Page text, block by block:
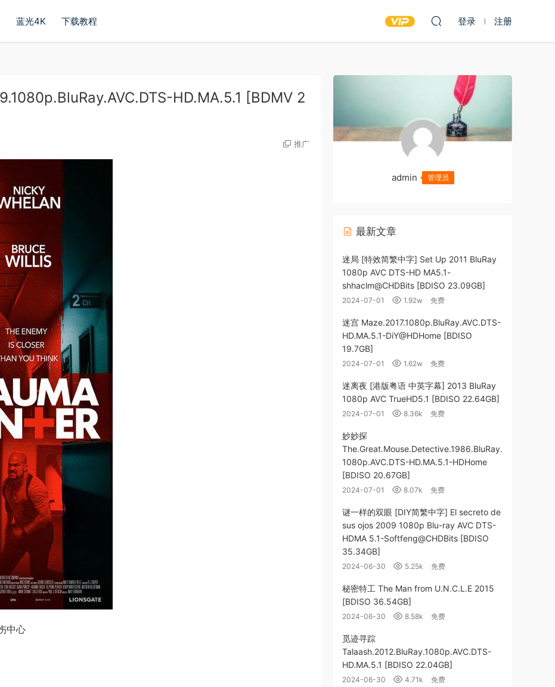
蓝光4K 下载教程 登录 注册
HD.MA.5.1 [BDMV 2
推广
中心
admin 管理员
最新文章
迷局 [特效简繁中字] Set Up 2011 BluRay
1080p AVC DTS-HD MA5.1-
shhaclm@CHDBits [BDISO 23.09GB]
2024-07-01 1.92w 免费
迷宫 Maze.2017.1080p.BluRay.AVC.DTS-
HD.MA.5.1-DiY@HDHome [BDISO
19.7GB]
2024-07-01 1.62w 免费
迷离夜 [港版粤语 中英字幕] 2013 BluRay
1080p AVC TrueHD5.1 [BDISO 22.64GB]
2024-07-01 8.36k 免费
妙妙探
The.Great.Mouse.Detective.1986.BluRay.
1080p.AVC.DTS-HD.MA.5.1-HDHome
[BDISO 20.67GB]
2024-07-01 8.07k 免费
谜一样的双眼 [DIY简繁中字] El secreto de
sus ojos 2009 1080p Blu-ray AVC DTS-
HDMA 5.1-Softfeng@CHDBits [BDISO
35.34GB]
2024-06-30 5.25k 免费
秘密特工 The Man from U.N.C.L.E 2015
[BDISO 36.54GB]
2024-06-30 8.58k 免费
觅迹寻踪
Talaash.2012.BluRay.1080p.AVC.DTS-
HD.MA.5.1 [BDISO 22.04GB]
2024-06-30 4.71k 免费